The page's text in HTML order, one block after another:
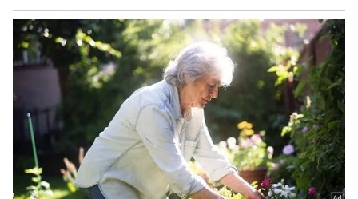
మధ్యాహ్నం 2:01 గంటల నుంచి రాత్రి 11:59 గంటల వరకు
బయలుదేరే రైళ్లు, అలాగే అర్థరాత్రి 12:00 నుంచి ఉదయం
5:00 గంటల వరకు బయలుదేరే రైళ్లకు మొదటి చార్ట్‌ను
రైలు బయలుదేరే సమయానికి కనీసం 10 గంటల ముందు
సిద్ధం చేస్తారు. ఈ విధానం వల్ల ప్రయాణికులు తమ టికెట్
కన్ఫర్మేషన్ వివరాలను ముందుగానే తెలుసుకునే
వీలుంటుంది. ముఖ్యంగా వెయిటింగ్ లిస్ట్‌లో ఉన్నవారికి ఇది
ఉపయోగకరంగా ఉంటుంది.